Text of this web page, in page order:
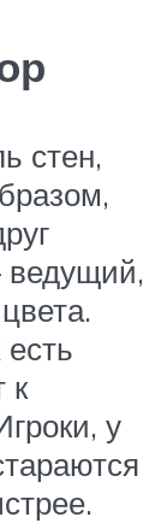
стен,
ведущий,
к
у